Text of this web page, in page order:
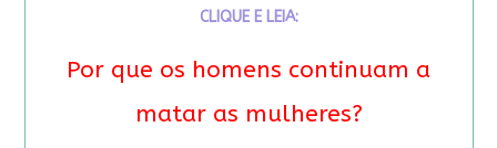
CLIQUE E LEIA:
Por que os homens continuam a
matar as mulheres?